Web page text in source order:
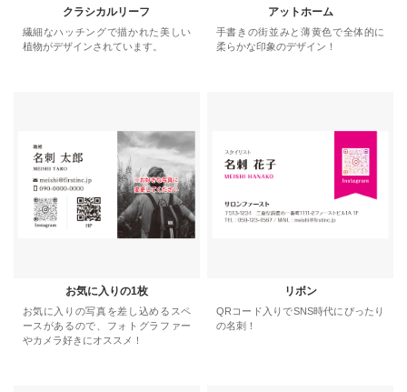
クラシカルリーフ
繊細なハッチングで描かれた美しい
植物がデザインされています。
アットホーム
手書きの街並みと薄黄色で全体的に
柔らかな印象のデザイン！
お気に入りの1枚
お気に入りの写真を差し込めるスペ
ースがあるので、フォトグラファー
やカメラ好きにオススメ！
リボン
QRコード入りでSNS時代にぴったり
の名刺！